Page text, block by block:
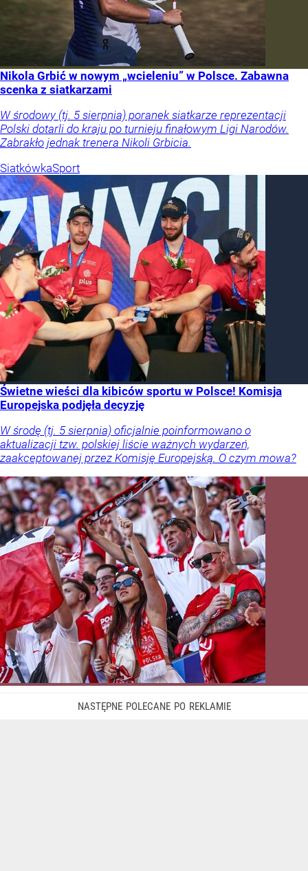
Nikola Grbić w nowym „wcieleniu” w Polsce. Zabawna
scenka z siatkarzami
W środowy (tj. 5 sierpnia) poranek siatkarze reprezentacji
Polski dotarli do kraju po turnieju finałowym Ligi Narodów.
Zabrakło jednak trenera Nikoli Grbicia.
SiatkówkaSport
Świetne wieści dla kibiców sportu w Polsce! Komisja
Europejska podjęła decyzję
W środę (tj. 5 sierpnia) oficjalnie poinformowano o
aktualizacji tzw. polskiej liście ważnych wydarzeń,
zaakceptowanej przez Komisję Europejską. O czym mowa?